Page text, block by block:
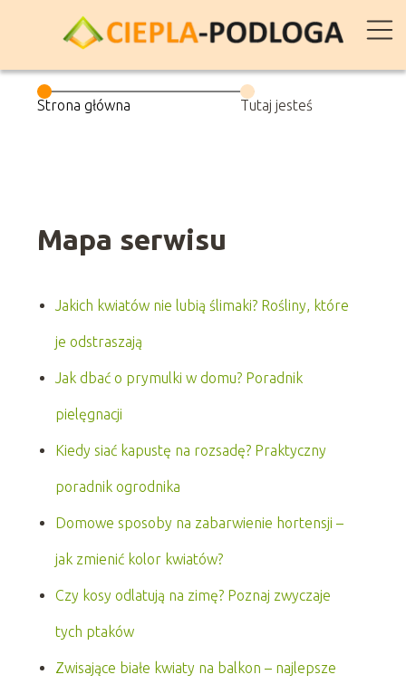
Strona główna Tutaj jesteś
Mapa serwisu
Jakich kwiatów nie lubią ślimaki? Rośliny, które
je odstraszają
Jak dbać o prymulki w domu? Poradnik
pielęgnacji
Kiedy siać kapustę na rozsadę? Praktyczny
poradnik ogrodnika
Domowe sposoby na zabarwienie hortensji –
jak zmienić kolor kwiatów?
Czy kosy odlatują na zimę? Poznaj zwyczaje
tych ptaków
Zwisające białe kwiaty na balkon – najlepsze